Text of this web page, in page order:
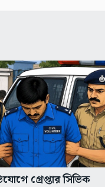
গ্রেপ্তার সিভিক